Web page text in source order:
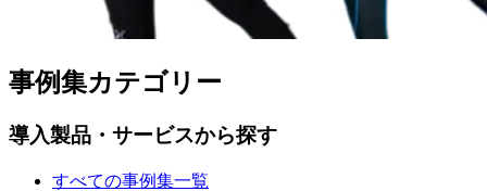
事例集カテゴリー
導入製品・サービスから探す
すべての事例集一覧